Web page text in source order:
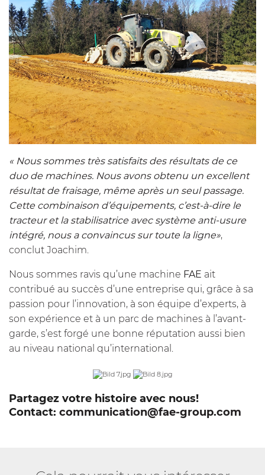
« Nous sommes très satisfaits des résultats de ce
duo de machines. Nous avons obtenu un excellent
résultat de fraisage, même après un seul passage.
Cette combinaison d’équipements, c’est-à-dire le
tracteur et la stabilisatrice avec système anti-usure
intégré, nous a convaincus sur toute la ligne»,
conclut Joachim.
Nous sommes ravis qu’une machine FAE ait
contribué au succès d’une entreprise qui, grâce à sa
passion pour l’innovation, à son équipe d’experts, à
son expérience et à un parc de machines à l’avant-
garde, s’est forgé une bonne réputation aussi bien
au niveau national qu’international.
Partagez votre histoire avec nous!
Contact: communication@fae-group.com